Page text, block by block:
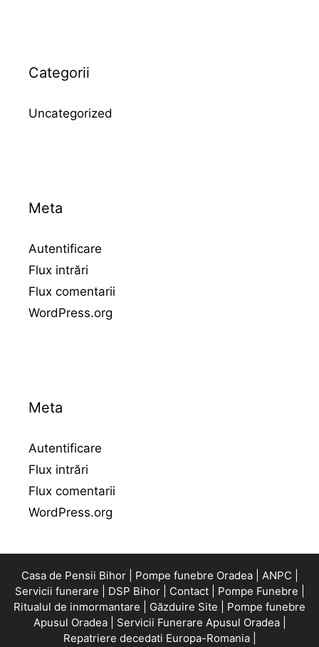
Categorii
Uncategorized
Meta
Autentificare
Flux intrări
Flux comentarii
WordPress.org
Meta
Autentificare
Flux intrări
Flux comentarii
WordPress.org
Casa de Pensii Bihor | Pompe funebre Oradea |
ANPC |
Servicii funerare |
DSP Bihor | Contact |
Pompe Funebre |
Ritualul de inmormantare |
Găzduire Site |
Pompe funebre
Apusul Oradea |
Servicii Funerare Apusul Oradea |
Repatriere decedati Europa-Romania |